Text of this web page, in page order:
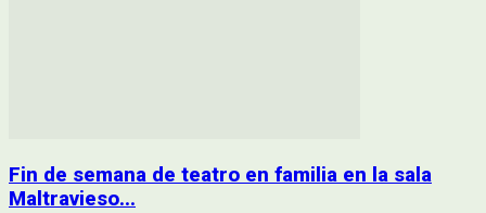
Fin de semana de teatro en familia en la sala
Maltravieso...